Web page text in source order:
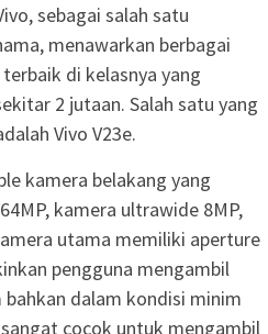
sebagai salah satu
menawarkan berbagai
di kelasnya yang
2 jutaan. Salah satu yang
Vivo V23e.
kamera belakang yang
kamera ultrawide 8MP,
utama memiliki aperture
pengguna mengambil
dalam kondisi minim
cocok untuk mengambil